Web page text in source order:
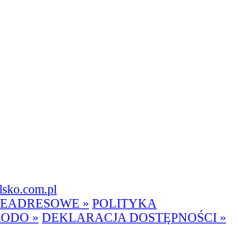
» POLITYKA
» DEKLARACJA DOSTĘPNOŚCI »